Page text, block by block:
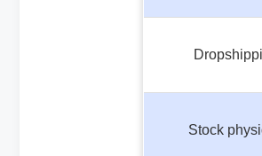
Stock